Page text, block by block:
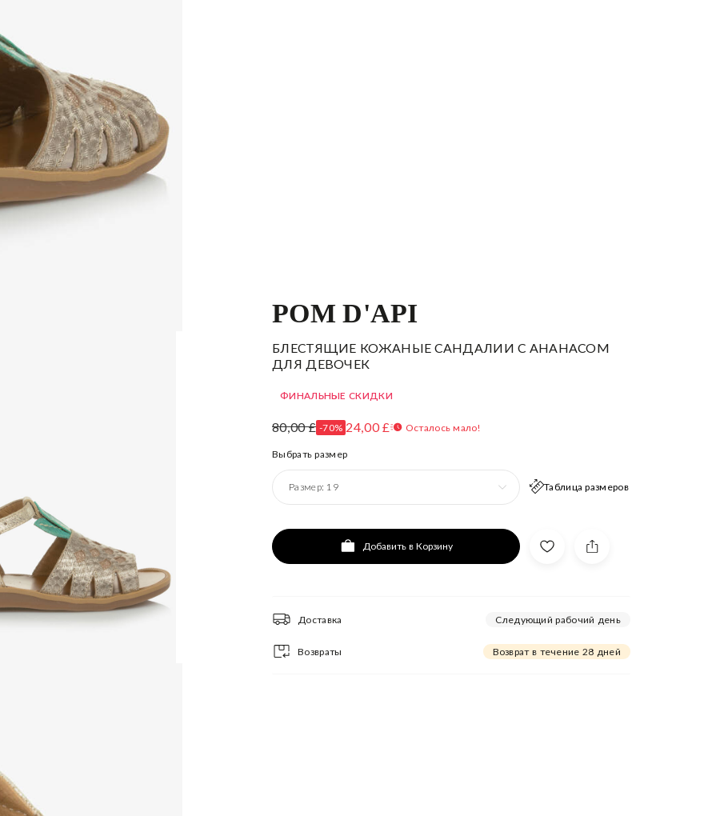
POM D'API
БЛЕСТЯЩИЕ КОЖАНЫЕ САНДАЛИИ С АНАНАСОМ
ДЛЯ ДЕВОЧЕК
ФИНАЛЬНЫЕ СКИДКИ
80,00 £ -70% 24,00 £ Осталось мало!
Выбрать размер
Таблица размеров
Размер: 19
Добавить в Корзину
Доставка Следующий рабочий день
Возвраты Возврат в течение 28 дней